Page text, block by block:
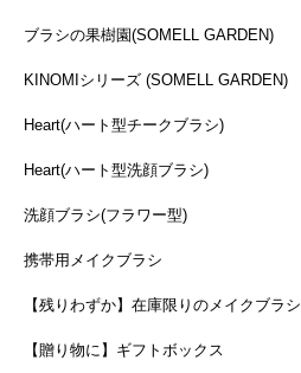
ブラシの果樹園(SOMELL GARDEN)
KINOMIシリーズ (SOMELL GARDEN)
Heart(ハート型チークブラシ)
Heart(ハート型洗顔ブラシ)
洗顔ブラシ(フラワー型)
携帯用メイクブラシ
【残りわずか】在庫限りのメイクブラシ
【贈り物に】ギフトボックス